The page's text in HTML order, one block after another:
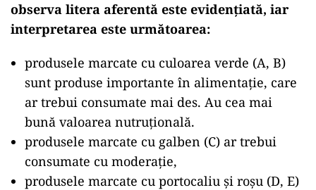
observa litera aferentă este evidențiată, iar
interpretarea este următoarea:
produsele marcate cu culoarea verde (A, B)
sunt produse importante în alimentație, care
ar trebui consumate mai des. Au cea mai
bună valoarea nutruțională.
produsele marcate cu galben (C) ar trebui
consumate cu moderație,
produsele marcate cu portocaliu și roșu (D, E)